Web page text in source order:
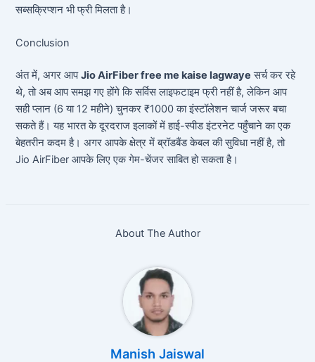
सब्सक्रिप्शन भी फ्री मिलता है।
Conclusion
अंत में, अगर आपJio AirFiber free me kaise lagwaye सर्च कर रहे
थे, तो अब आप समझ गए होंगे कि सर्विस लाइफटाइम फ्री नहीं है, लेकिन आप
सही प्लान (6 या 12 महीने) चुनकर ₹1000 का इंस्टॉलेशन चार्ज जरूर बचा
सकते हैं। यह भारत के दूरदराज इलाकों में हाई-स्पीड इंटरनेट पहुँचाने का एक
बेहतरीन कदम है। अगर आपके क्षेत्र में ब्रॉडबैंड केबल की सुविधा नहीं है, तो
Jio AirFiber आपके लिए एक गेम-चेंजर साबित हो सकता है।
About The Author
Manish Jaiswal